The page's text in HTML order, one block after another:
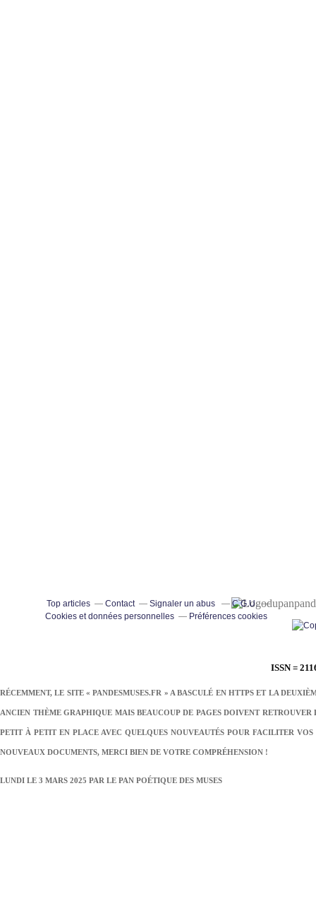
ISSN =
RÉCEMMENT, LE SITE « PANDESMUSES.FR » A BASCULÉ EN HTTPS ET LA
ANCIEN THÈME GRAPHIQUE MAIS BEAUCOUP DE PAGES DOIVENT
PETIT À PETIT EN PLACE AVEC QUELQUES NOUVEAUTÉS POUR FACILITER
NOUVEAUX DOCUMENTS, MERCI BIEN DE VOTRE COMPRÉHENSION !
LUNDI LE 3 MARS 2025 PAR LE PAN POÉTIQUE DES MUSES
Top articles Contact Signaler un abus
C.G.U.
Cookies et données personnelles
Préférences cookies